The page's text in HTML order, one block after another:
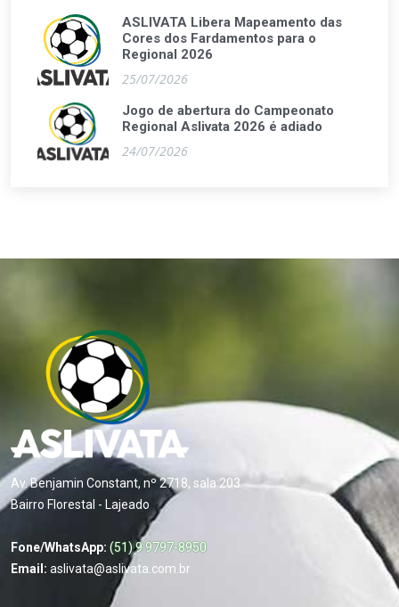
ASLIVATA Libera Mapeamento das
Cores dos Fardamentos para o
Regional 2026
25/07/2026
Jogo de abertura do Campeonato
Regional Aslivata 2026 é adiado
24/07/2026
Av. Benjamin Constant, nº 2718, sala 203
Bairro Florestal - Lajeado
Fone/WhatsApp: (51) 9 9797-8950
Email: aslivata@aslivata.com.br